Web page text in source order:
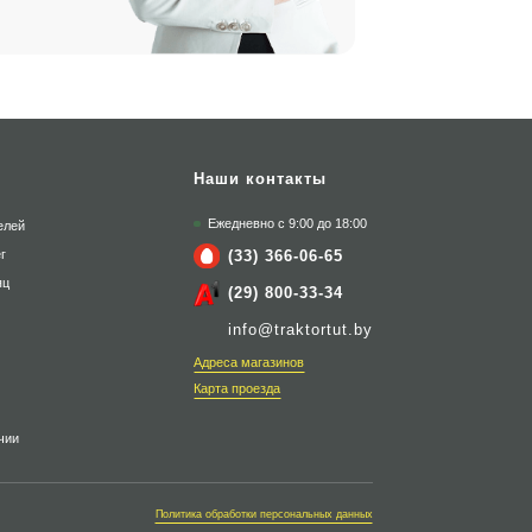
Наши контакты
Ежедневно с 9:00 до 18:00
(33) 366-06-65
(29) 800-33-34
info@traktortut.by
Адреса магазинов
Карта проезда
Политика обработки персональных данных